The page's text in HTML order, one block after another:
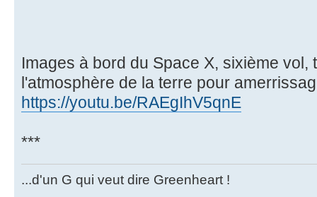
Images à bord du Space X, sixième vol,
l'atmosphère de la terre pour
https://youtu.be/RAEgIhV5qnE
***
...d'un G qui veut dire Greenheart !